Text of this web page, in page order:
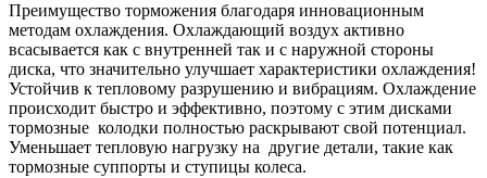
Преимущество торможения благодаря инновационным
методам охлаждения. Охлаждающий воздух активно
всасывается как с внутренней так и с наружной стороны
диска, что значительно улучшает характеристики охлаждения!
Устойчив к тепловому разрушению и вибрациям. Охлаждение
происходит быстро и эффективно, поэтому с этим дисками
тормозные колодки полностью раскрывают свой потенциал.
Уменьшает тепловую нагрузку на другие детали, такие как
тормозные суппорты и ступицы колеса.